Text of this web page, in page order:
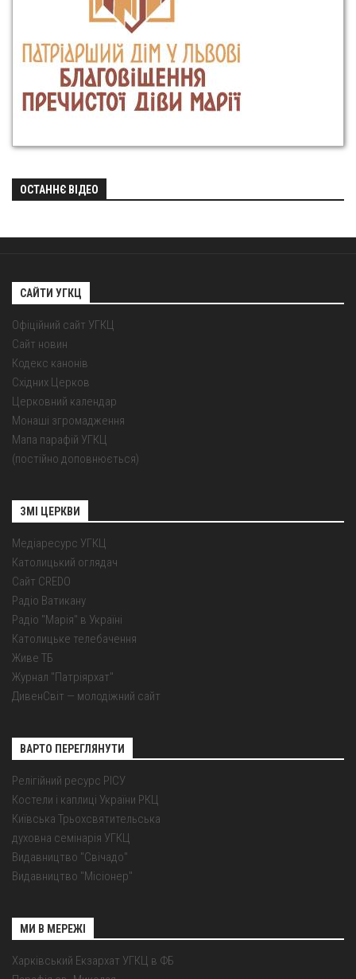
ОСТАННЄ ВІДЕО
САЙТИ УГКЦ
Офіційний сайт УГКЦ
Сайт новин
Кодекс канонів
Східних Церков
Церковний календар
Монаші згромадження
Мапа парафій УГКЦ
(постійно доповнюється)
ЗМІ ЦЕРКВИ
Медіаресурс УГКЦ
Католицький оглядач
Сайт CREDO
Радіо Ватикану
Радіо "Марія" в Україні
Католицьке телебачення
Живе ТБ
Журнал "Патріярхат"
ДивенСвіт — молодіжний сайт
ВАРТО ПЕРЕГЛЯНУТИ
Релігійний ресурс РІСУ
Костели і каплиці України РКЦ
Київська Трьохсвятительська
духовна семінарія УГКЦ
Видавництво "Свічадо"
Видавництво "Місіонер"
МИ В МЕРЕЖІ
Харківський Екзархат УГКЦ в ФБ